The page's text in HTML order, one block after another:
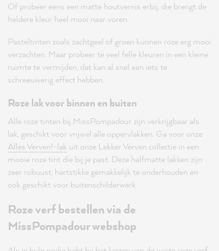
Of probeer eens een matte houtvernis erbij, die brengt de
heldere kleur heel mooi naar voren.
Pasteltinten zoals zachtgeel of groen kunnen roze erg mooi
verzachten. Maar probeer te veel felle kleuren in een kleine
ruimte te vermijden, dat kan al snel een iets te
schreeuwerig effect hebben.
Roze lak voor binnen en buiten
Alle roze tinten bij MissPompadour zijn verkrijgbaar als
lak, geschikt voor vrijwel alle oppervlakken. Ga voor onze
Alles Verven!-lak uit onze Lekker Verven collectie in een
mooie roze tint die bij je past. Deze halfmatte lakken zijn
zeer robuust, hartstikke gemakkelijk te onderhouden en
ook geschikt voor buitenschilderwerk.
Roze verf bestellen via de
MissPompadour webshop